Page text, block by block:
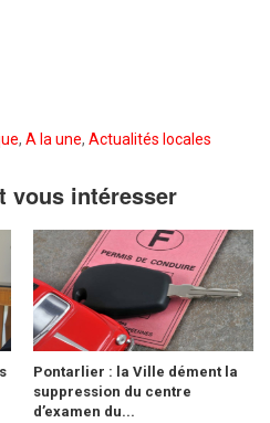
, A la une, Actualités locales
vous intéresser
Pontarlier : la Ville dément la
suppression du centre
d’examen du...